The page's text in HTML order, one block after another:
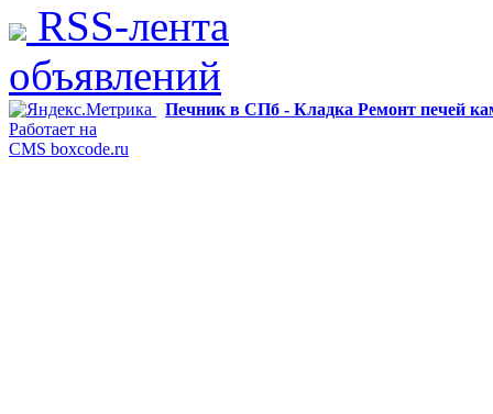
RSS-лента
объявлений
Печник в СПб - Кладка Ремонт печей
Работает на
CMS boxcode.ru